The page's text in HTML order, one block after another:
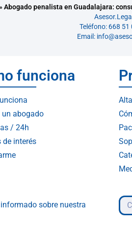
Abogado penalista en Guadalajara:
Teléfono: 668 51
Email:
funciona
abogado
/ 24h
de interés
sobre nuestra